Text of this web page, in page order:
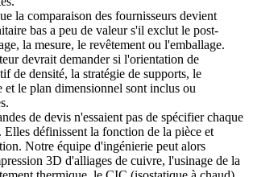
la comparaison des fournisseurs devient
bas a peu de valeur s'il exclut le post-
la mesure, le revêtement ou l'emballage.
devrait demander si l'orientation de
de densité, la stratégie de supports, le
et le plan dimensionnel sont inclus ou
de devis n'essaient pas de spécifier chaque
définissent la fonction de la pièce et
Notre équipe d'ingénierie peut alors
3D d'alliages de cuivre, l'usinage de la